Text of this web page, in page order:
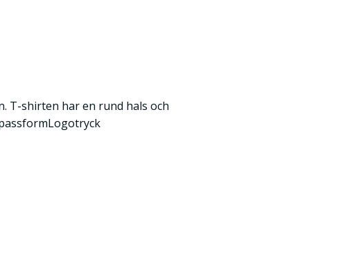
T-shirten har en rund hals och